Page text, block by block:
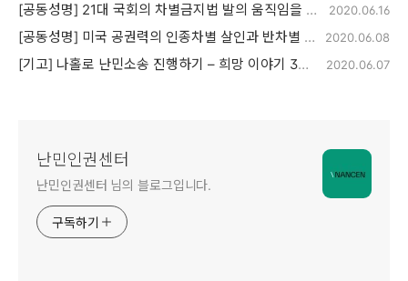
[공동성명] 21대 국회의 차별금지법 발의 움직임을 환영한다 2020.06.16
[공동성명] 미국 공권력의 인종차별 살인과 반차별 시위에 대한 폭력진압 규탄한다. 2020.06.08
[기고] 나홀로 난민소송 진행하기 – 희망 이야기 3편 2020.06.07
난민인권센터
난민인권센터 님의 블로그입니다.
구독하기